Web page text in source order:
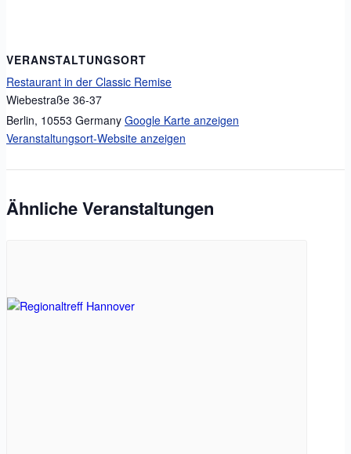
VERANSTALTUNGSORT
Restaurant in der Classic Remise
Wiebestraße 36-37
Berlin, 10553 Germany Google Karte anzeigen
Veranstaltungsort-Website anzeigen
Ähnliche Veranstaltungen